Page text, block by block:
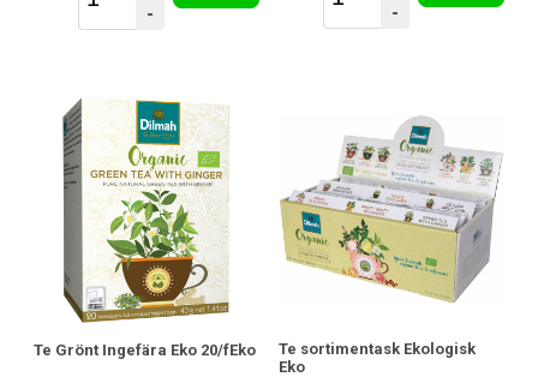
-
-
Te Grönt Ingefära Eko 20/fEko
Te sortimentask Ekologisk
Eko